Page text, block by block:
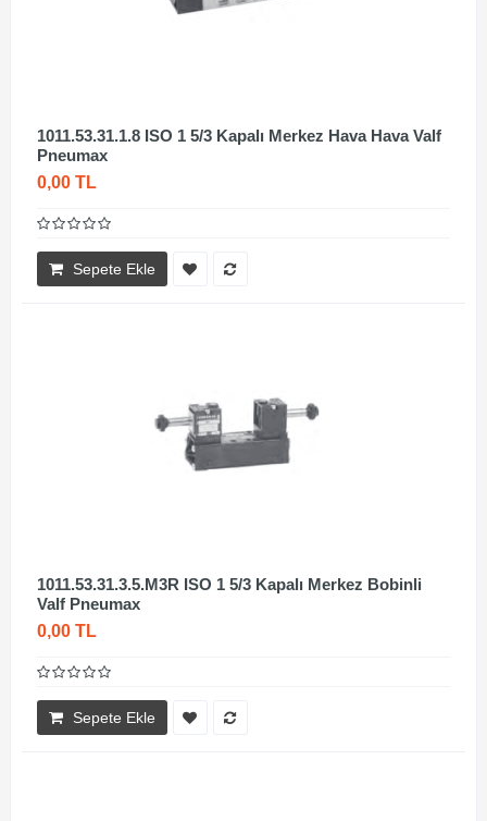
1011.53.31.1.8 ISO 1 5/3 Kapalı Merkez Hava Hava Valf
Pneumax
0,00 TL
Sepete Ekle
1011.53.31.3.5.M3R ISO 1 5/3 Kapalı Merkez Bobinli
Valf Pneumax
0,00 TL
Sepete Ekle